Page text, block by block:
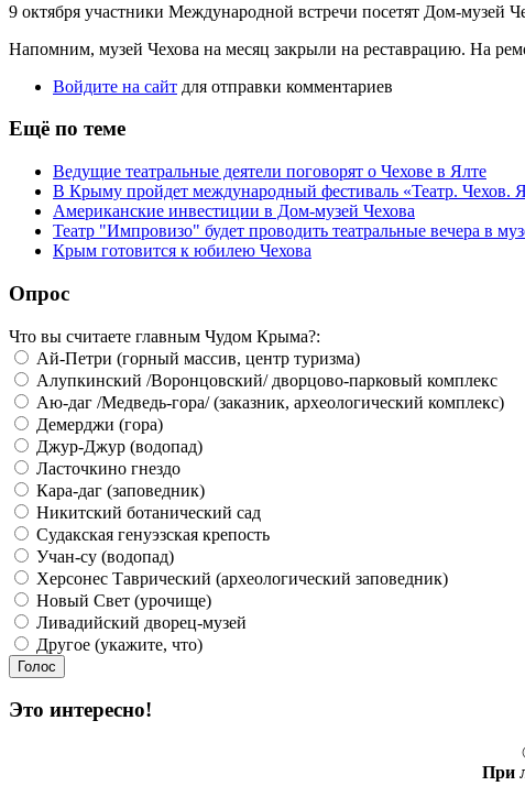
9 октября участники Международной встречи посетят Дом-музей
Напомним, музей Чехова на месяц закрыли на реставрацию. На
Войдите на сайт для отправки комментариев
Ещё по теме
Ведущие театральные деятели поговорят о Чехове в Ялте
В Крыму пройдет международный фестиваль «Театр. Чехов.
Американские инвестиции в Дом-музей Чехова
Театр "Импровизо" будет проводить театральные вечера в
Крым готовится к юбилею Чехова
Опрос
Что вы считаете главным Чудом Крыма?:
Ай-Петри (горный массив, центр туризма)
Алупкинский /Воронцовский/ дворцово-парковый комплекс
Аю-даг /Медведь-гора/ (заказник, археологический комплекс)
Демерджи (гора)
Джур-Джур (водопад)
Ласточкино гнездо
Кара-даг (заповедник)
Никитский ботанический сад
Судакская генуэзская крепость
Учан-су (водопад)
Херсонес Таврический (археологический заповедник)
Новый Свет (урочище)
Ливадийский дворец-музей
Другое (укажите, что)
Это интересно!
При